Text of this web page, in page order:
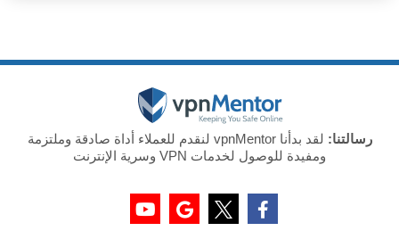
رسالتنا:
لقد بدأنا vpnMentor لنقدم للعملاء أداة صادقة وملتزمة
ومفيدة للوصول لخدمات VPN وسرية الإنترنت